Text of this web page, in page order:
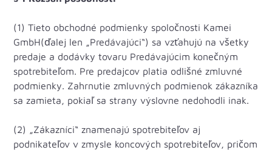
(1) Tieto obchodné podmienky spoločnosti Kamei
GmbH(ďalej len „Predávajúci“) sa vzťahujú na všetky
predaje a dodávky tovaru Predávajúcim konečným
spotrebiteľom. Pre predajcov platia odlišné zmluvné
podmienky. Zahrnutie zmluvných podmienok zákazníka
sa zamieta, pokiaľ sa strany výslovne nedohodli inak.
(2) „Zákazníci“ znamenajú spotrebiteľov aj
podnikateľov v zmysle koncových spotrebiteľov, pričom